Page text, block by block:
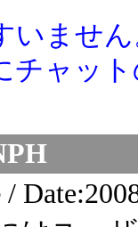
いませ
チャッ
/ Date: